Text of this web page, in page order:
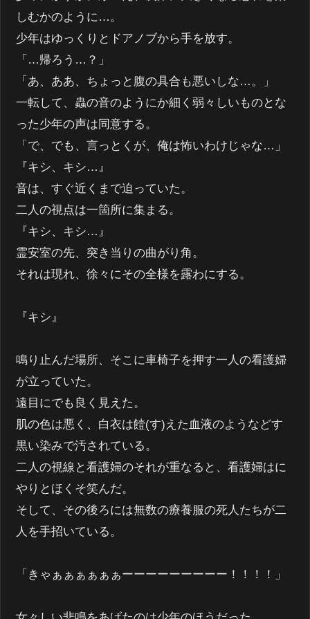
しむかのように…。
少年はゆっくりとドアノブから手を放す。
「…帰ろう…？」
「あ、ああ、ちょっと腹の具合も悪いしな…。」
一転して、蟲の音のようにか細く弱々しいものとな
った少年の声は同意する。
「で、でも、言っとくが、俺は怖いわけじゃな…」
『キシ、キシ…』
音は、すぐ近くまで迫っていた。
二人の視点は一箇所に集まる。
『キシ、キシ…』
霊安室の先、突き当りの曲がり角。
それは現れ、徐々にその全様を露わにする。
『キシ』
鳴り止んだ場所、そこに車椅子を押す一人の看護婦
が立っていた。
遠目にでも良く見えた。
肌の色は悪く、白衣は饐(す)えた血液のようなどす
黒い染みで汚されている。
二人の視線と看護婦のそれが重なると、看護婦はに
やりとほくそ笑んだ。
そして、その後ろには無数の療養服の死人たちが二
人を手招いている。
「きゃぁぁぁぁぁぁーーーーーーーーー！！！！」